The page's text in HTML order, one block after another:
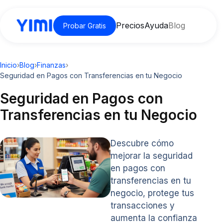
Probar Gratis PreciosAyudaBlog
Inicio›Blog›Finanzas›
Seguridad en Pagos con Transferencias en tu Negocio
Seguridad en Pagos con
Transferencias en tu Negocio
Descubre cómo
mejorar la seguridad
en pagos con
transferencias en tu
negocio, protege tus
transacciones y
aumenta la confianza